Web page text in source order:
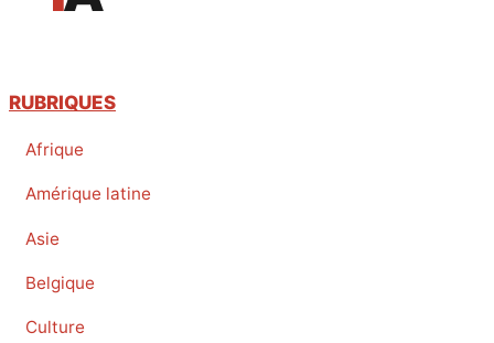
RUBRIQUES
Afrique
Amérique latine
Asie
Belgique
Culture